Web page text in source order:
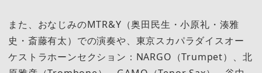
また、おなじみのMTR&Y（奥田民生・小原礼・湊雅
史・斎藤有太）での演奏や、東京スカパラダイスオー
ケストラホーンセクション：NARGO（Trumpet）、北